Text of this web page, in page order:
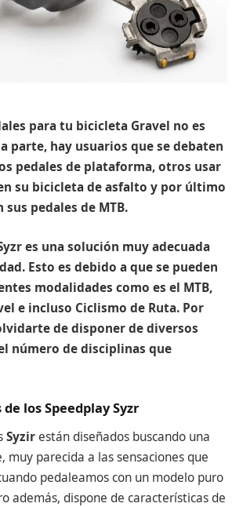
para tu bicicleta Gravel no es
parte, hay usuarios que se debaten
pedales de plataforma, otros usar
su bicicleta de asfalto y por último
pedales de MTB.
es una solución muy adecuada
Esto es debido a que se pueden
modalidades como es el MTB,
e incluso Ciclismo de Ruta. Por
de disponer de diversos
número de disciplinas que
los Speedplay Syzr
Syzirestán diseñados buscando una
muy parecida a las sensaciones que
pedaleamos con un modelo puro
además, dispone de características de